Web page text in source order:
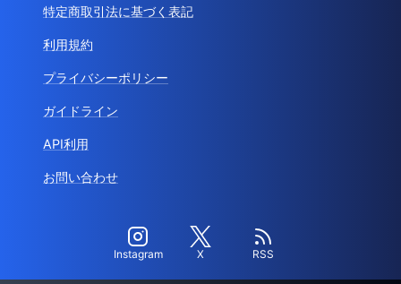
特定商取引法に基づく表記
利用規約
プライバシーポリシー
ガイドライン
API利用
お問い合わせ
Instagram X RSS